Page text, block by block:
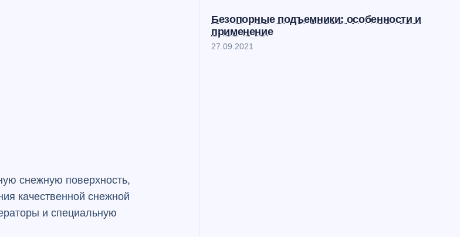
снежную поверхность,
качественной снежной
и специальную
Безопорные подъемники: особенности и
применение
27.09.2021